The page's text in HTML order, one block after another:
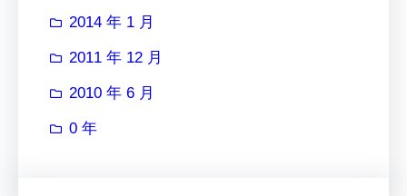
2014 年 1 月
2011 年 12 月
2010 年 6 月
0 年